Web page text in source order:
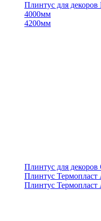
Плинтус для
4000мм
4200мм
Плинтус для
Плинтус
Плинтус